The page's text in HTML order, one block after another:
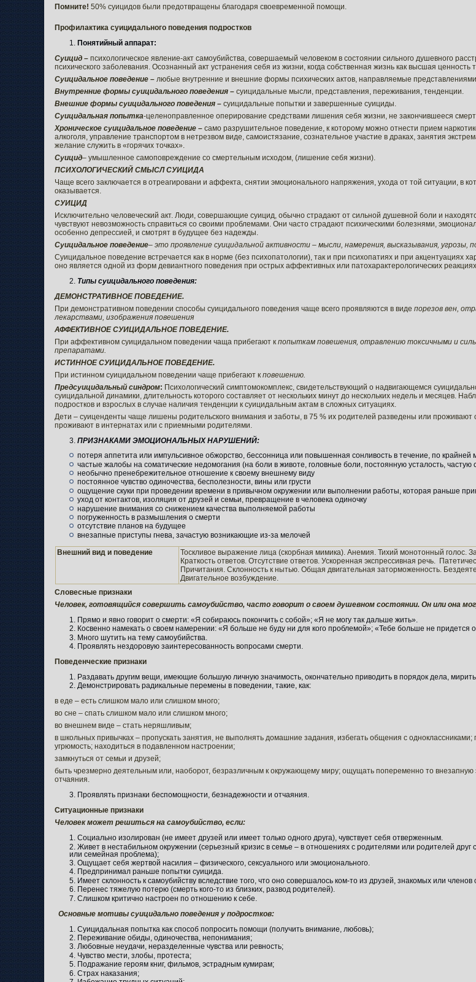
Помните! 50% суицидов были предотвращены благодаря своевременной помощи.
Профилактика суицидального поведения подростков
Понятийный аппарат:
Суицид –психологическое явление-акт самоубийства, совершаемый человеком в состоянии сильного душевного
психического заболевания. Осознанный акт устранения себя из жизни, когда собственная жизнь как высшая ценность
Суицидальное поведение –любые внутренние и внешние формы психических актов, направляемые
Внутренние формы суицидального поведения –суицидальные мысли, представления, переживания, тенденции.
Внешние формы суицидального поведения –суицидальные попытки и завершенные суициды.
Суицидальная попытка-целеноправленное оперирование средствами лишения себя жизни, не закончившееся
Хроническое суицидальное поведение –само разрушительное поведение, к которому можно отнести прием
алкоголя, управление транспортом в нетрезвом виде, самоистязание, сознательное участие в драках, занятия
желание служить в «горячих точках».
Суицид– умышленное самоповреждение со смертельным исходом, (лишение себя жизни).
ПСИХОЛОГИЧЕСКИЙ СМЫСЛ СУИЦИДА
Чаще всего заключается в отреагировани и аффекта, снятии эмоционального напряжения, ухода от той ситуации, в
оказывается.
СУИЦИД
Исключительно человеческий акт. Люди, совершающие суицид, обычно страдают от сильной душевной боли и
чувствуют невозможность справиться со своими проблемами. Они часто страдают психическими болезнями,
особенно депрессией, и смотрят в будущее без надежды.
Суицидальное поведение– это проявление суицидальной активности – мысли, намерения, высказывания, угрозы,
Суицидальное поведение встречается как в норме (без психопатологии), так и при психопатиях и при акцентуациях
оно является одной из форм девиантного поведения при острых аффективных или патохарактерологических
Типы суицидального поведения:
ДЕМОНСТРАТИВНОЕ ПОВЕДЕНИЕ.
При демонстративном поведении способы суицидального поведения чаще всего проявляются в видепорезов вен,
лекарствами, изображения повешения
АФФЕКТИВНОЕ СУИЦИДАЛЬНОЕ ПОВЕДЕНИЕ.
При аффективном суицидальном поведении чаща прибегают кпопыткам повешения, отравлению токсичными и
препаратами.
ИСТИННОЕ СУИЦИДАЛЬНОЕ ПОВЕДЕНИЕ.
При истинном суицидальном поведении чаще прибегают кповешению.
Предсуицидальный синдром: Психологический симптомокомплекс, свидетельствующий о надвигающемся
суицидальной динамики, длительность которого составляет от нескольких минут до нескольких недель и месяцев.
подростков и взрослых в случае наличия тенденции к суицидальным актам в сложных ситуациях.
Дети – суиценденты чаще лишены родительского внимания и заботы, в 75 % их родителей разведены или проживают
проживают в интернатах или с приемными родителями.
ПРИЗНАКАМИ ЭМОЦИОНАЛЬНЫХ НАРУШЕНИЙ:
потеря аппетита или импульсивное обжорство, бессонница или повышенная сонливость в течение, по крайней
частые жалобы на соматические недомогания (на боли в животе, головные боли, постоянную усталость, частую
необычно пренебрежительное отношение к своему внешнему виду
постоянное чувство одиночества, бесполезности, вины или грусти
ощущение скуки при проведении времени в привычном окружении или выполнении работы, которая раньше
уход от контактов, изоляция от друзей и семьи, превращение в человека одиночку
нарушение внимания со снижением качества выполняемой работы
погруженность в размышления о смерти
отсутствие планов на будущее
внезапные приступы гнева, зачастую возникающие из-за мелочей
Внешний вид и поведение
Тоскливое выражение лица (скорбная мимика). Анемия. Тихий монотонный голос.
Краткость ответов. Отсутствие ответов. Ускоренная экспрессивная речь.
Причитания. Склонность к нытью. Общая двигательная заторможенность.
Двигательное возбуждение.
Словесные признаки
Человек, готовящийся совершить самоубийство, часто говорит о своем душевном состоянии. Он или она
Прямо и явно говорит о смерти: «Я собираюсь покончить с собой»; «Я не могу так дальше жить».
Косвенно намекать о своем намерении: «Я больше не буду ни для кого проблемой»; «Тебе больше не придется
Много шутить на тему самоубийства.
Проявлять нездоровую заинтересованность вопросами смерти.
Поведенческие признаки
Раздавать другим вещи, имеющие большую личную значимость, окончательно приводить в порядок дела,
Демонстрировать радикальные перемены в поведении, такие, как:
в еде – есть слишком мало или слишком много;
во сне – спать слишком мало или слишком много;
во внешнем виде – стать неряшливым;
в школьных привычках – пропускать занятия, не выполнять домашние задания, избегать общения с одноклассниками;
угрюмость; находиться в подавленном настроении;
замкнуться от семьи и друзей;
быть чрезмерно деятельным или, наоборот, безразличным к окружающему миру; ощущать попеременно то
отчаяния.
Проявлять признаки беспомощности, безнадежности и отчаяния.
Ситуационные признаки
Человек может решиться на самоубийство, если:
Социально изолирован (не имеет друзей или имеет только одного друга), чувствует себя отверженным.
Живет в нестабильном окружении (серьезный кризис в семье – в отношениях с родителями или родителей друг
или семейная проблема);
Ощущает себя жертвой насилия – физического, сексуального или эмоционального.
Предпринимал раньше попытки суицида.
Имеет склонность к самоубийству вследствие того, что оно совершалось ком-то из друзей, знакомых или членов
Перенес тяжелую потерю (смерть кого-то из близких, развод родителей).
Слишком критично настроен по отношению к себе.
Основные мотивы суицидально поведения у подростков:
Суицидальная попытка как способ попросить помощи (получить внимание, любовь);
Переживание обиды, одиночества, непонимания;
Любовные неудачи, неразделенные чувства или ревность;
Чувство мести, злобы, протеста;
Подражание героям книг, фильмов, эстрадным кумирам;
Страх наказания;